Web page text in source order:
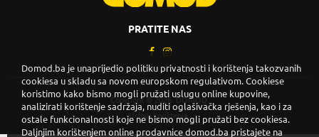
PRATITE NAS
Copyright © 2026. DOMOD.
Uslovi korištenja
Domod.ba je unaprijedio politiku privatnosti i korištenja takozvanih
cookiesa u skladu sa novom europskom regulativom. Cookiese
koristimo kako bismo mogli pružati uslugu online kupovine,
analizirati korištenje sadržaja, nuditi oglašivačka rješenja, kao i za
ostale funkcionalnosti koje ne bismo mogli pružati bez cookiesa.
Daljnjim korištenjem online prodavnice domod.ba pristajete na